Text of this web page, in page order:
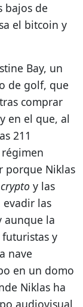
bajos de
el bitcoin y
Bay, un
de golf, que
comprar
en el que, al
211
porque Niklas
crypto y las
evadir las
aunque la
y
nave
en un domo
Niklas ha